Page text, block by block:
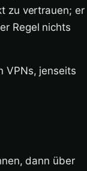
zu vertrauen; er
Regel nichts
VPNs, jenseits
dann über